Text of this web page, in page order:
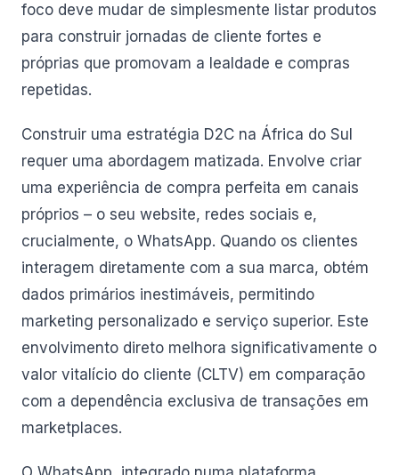
foco deve mudar de simplesmente listar produtos
para construir jornadas de cliente fortes e
próprias que promovam a lealdade e compras
repetidas.
Construir uma estratégia D2C na África do Sul
requer uma abordagem matizada. Envolve criar
uma experiência de compra perfeita em canais
próprios – o seu website, redes sociais e,
crucialmente, o WhatsApp. Quando os clientes
interagem diretamente com a sua marca, obtém
dados primários inestimáveis, permitindo
marketing personalizado e serviço superior. Este
envolvimento direto melhora significativamente o
valor vitalício do cliente (CLTV) em comparação
com a dependência exclusiva de transações em
marketplaces.